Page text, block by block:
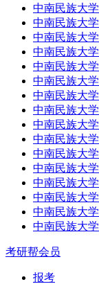
中南民族大
中南民族大
中南民族大
中南民族大
中南民族大
中南民族大
中南民族大
中南民族大
中南民族大
中南民族大
中南民族大
中南民族大
中南民族大
中南民族大
中南民族大
中南民族大
考研帮会员
报考